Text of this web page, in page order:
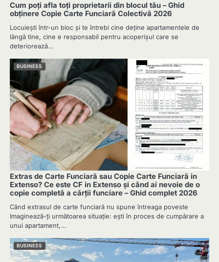
Cum poți afla toți proprietarii din blocul tău – Ghid
obținere Copie Carte Funciară Colectivă 2026
Locuiești într-un bloc și te întrebi cine deține apartamentele de
lângă tine, cine e responsabil pentru acoperișul care se
deteriorează…
BUSINESS
Extras de Carte Funciară sau Copie Carte Funciară in
Extenso? Ce este CF in Extenso și când ai nevoie de o
copie completă a cărții funciare – Ghid complet 2026
Când extrasul de carte funciară nu spune întreaga poveste
Imaginează-ți următoarea situație: ești în proces de cumpărare a
unui apartament,…
BUSINESS